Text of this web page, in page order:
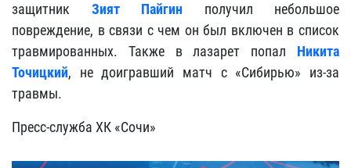
защитник Зият Пайгин получил небольшое
повреждение, в связи с чем он был включен в список
травмированных. Также в лазарет попал Никита
Точицкий, не доигравший матч с «Сибирью» из-за
травмы.
Пресс-служба ХК «Сочи»